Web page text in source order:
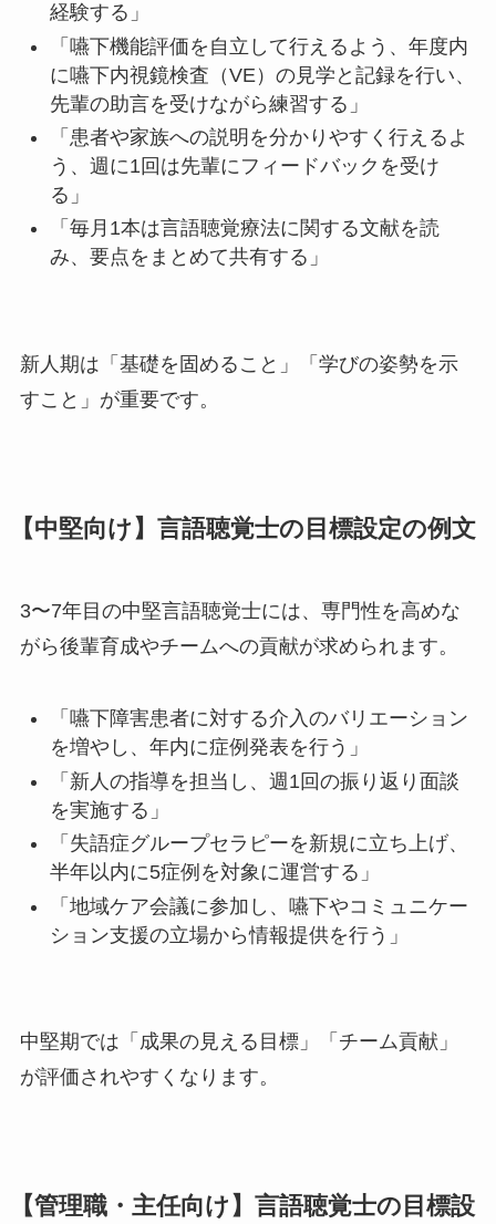
経験する」
「嚥下機能評価を自立して行えるよう、年度内
に嚥下内視鏡検査（VE）の見学と記録を行い、
先輩の助言を受けながら練習する」
「患者や家族への説明を分かりやすく行えるよ
う、週に1回は先輩にフィードバックを受け
る」
「毎月1本は言語聴覚療法に関する文献を読
み、要点をまとめて共有する」
新人期は「基礎を固めること」「学びの姿勢を示
すこと」が重要です。
【中堅向け】言語聴覚士の目標設定の例文
3〜7年目の中堅言語聴覚士には、専門性を高めな
がら後輩育成やチームへの貢献が求められます。
「嚥下障害患者に対する介入のバリエーション
を増やし、年内に症例発表を行う」
「新人の指導を担当し、週1回の振り返り面談
を実施する」
「失語症グループセラピーを新規に立ち上げ、
半年以内に5症例を対象に運営する」
「地域ケア会議に参加し、嚥下やコミュニケー
ション支援の立場から情報提供を行う」
中堅期では「成果の見える目標」「チーム貢献」
が評価されやすくなります。
【管理職・主任向け】言語聴覚士の目標設